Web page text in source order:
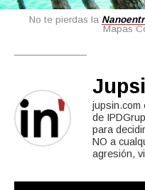
No te pierdas la
Mapas
jupsin.com
de
para
NO a
agresión,